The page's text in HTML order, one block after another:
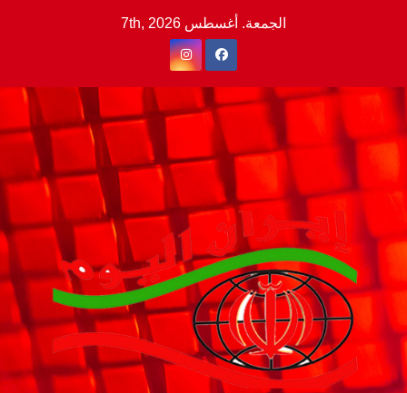
الجمعة. أغسطس 7th, 2026